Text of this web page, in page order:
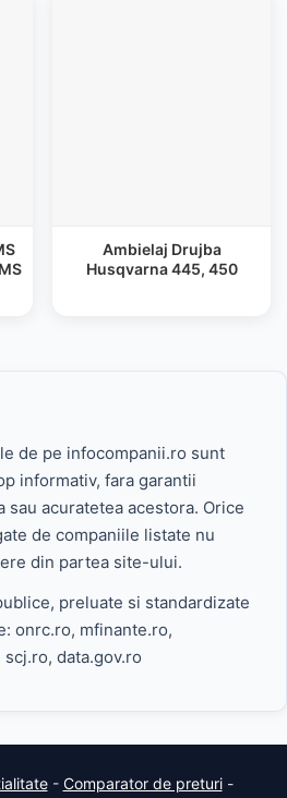
Ambielaj Drujba
Husqvarna 445, 450
de pe infocompanii.ro sunt
informativ, fara garantii
acuratetea acestora. Orice
de companiile listate nu
din partea site-ului.
preluate si standardizate
onrc.ro, mfinante.ro,
data.gov.ro
- Comparator de preturi-